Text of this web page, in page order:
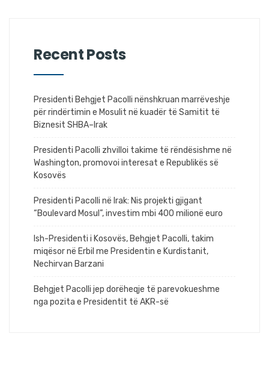
Recent Posts
Presidenti Behgjet Pacolli nënshkruan marrëveshje
për rindërtimin e Mosulit në kuadër të Samitit të
Biznesit SHBA–Irak
Presidenti Pacolli zhvilloi takime të rëndësishme në
Washington, promovoi interesat e Republikës së
Kosovës
Presidenti Pacolli në Irak: Nis projekti gjigant
“Boulevard Mosul”, investim mbi 400 milionë euro
Ish-Presidenti i Kosovës, Behgjet Pacolli, takim
miqësor në Erbil me Presidentin e Kurdistanit,
Nechirvan Barzani
Behgjet Pacolli jep dorëheqje të parevokueshme
nga pozita e Presidentit të AKR-së